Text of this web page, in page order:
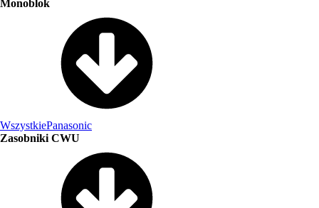
Monoblok
WszystkiePanasonic
Zasobniki CWU